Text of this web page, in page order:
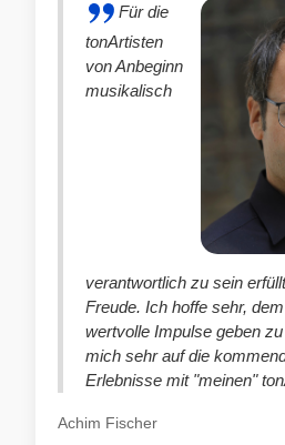
Für die
tonArtisten
von Anbeginn
musikalisch
verantwortlich zu sein
Freude. Ich hoffe sehr,
wertvolle Impulse geben
mich sehr auf die
Erlebnisse mit "meinen"
Achim Fischer